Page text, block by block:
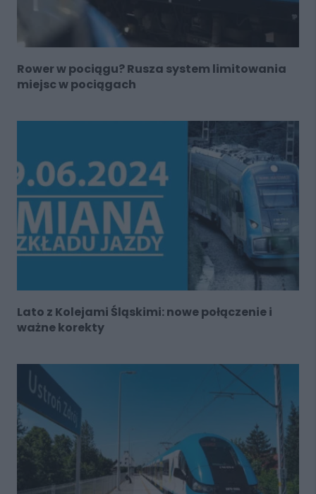
Rower w pociągu? Rusza system limitowania
miejsc w pociągach
Lato z Kolejami Śląskimi: nowe połączenie i
ważne korekty